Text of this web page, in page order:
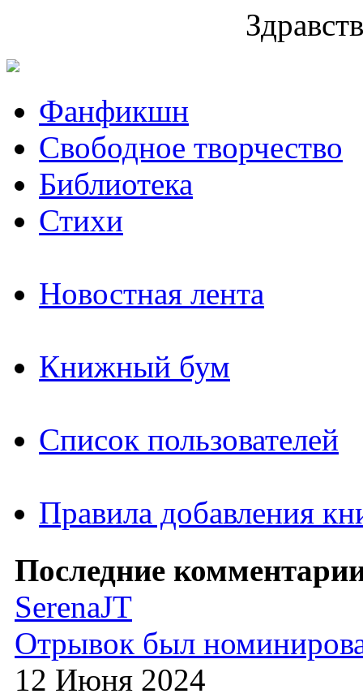
Фанфикшн
Свободное творчество
Библиотека
Стихи
Новостная лента
Книжный бум
Список пользователей
Правила добавления
Последние
SerenaJT
Отрывок был
12 Июня 2024